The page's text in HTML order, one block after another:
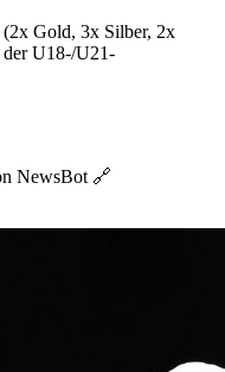
(2x Gold, 3x Silber, 2x
U18-/U21-
NewsBot 🔗